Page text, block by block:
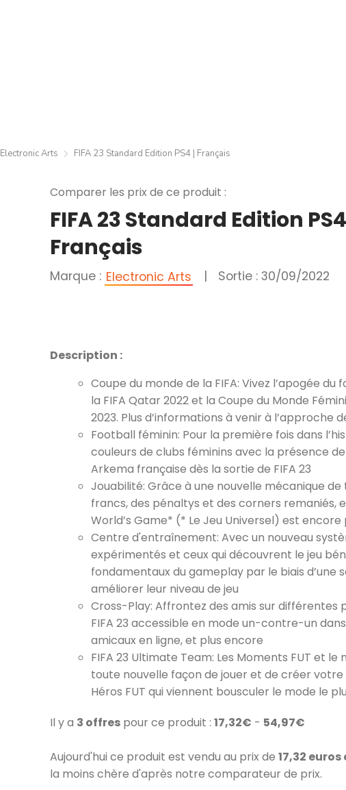
Electronic Arts FIFA 23 Standard Edition PS4 | Français
Comparer les prix de ce produit :
FIFA 23 Standard Edition
Français
Marque : Electronic Arts | Sortie : 30/09/2022
Description :
Coupe du monde de la FIFA: Vivez l’apogée
la FIFA Qatar 2022 et la Coupe du Monde
2023. Plus d’informations à venir à l’approche
Football féminin: Pour la première fois dans
couleurs de clubs féminins avec la présence de
Arkema française dès la sortie de FIFA 23
Jouabilité: Grâce à une nouvelle mécanique
francs, des pénaltys et des corners remaniés,
World’s Game* (* Le Jeu Universel) est encore
Centre d'entraînement: Avec un nouveau
expérimentés et ceux qui découvrent le jeu
fondamentaux du gameplay par le biais d’une
améliorer leur niveau de jeu
Cross-Play: Affrontez des amis sur
FIFA 23 accessible en mode un-contre-un
amicaux en ligne, et plus encore
FIFA 23 Ultimate Team: Les Moments FUT et
toute nouvelle façon de jouer et de créer votre
Héros FUT qui viennent bousculer le mode le
Il y a 3 offres pour ce produit : 17,32€ - 54,97€
Aujourd'hui ce produit est vendu au prix de 17,32
la moins chère d'après notre comparateur de prix.